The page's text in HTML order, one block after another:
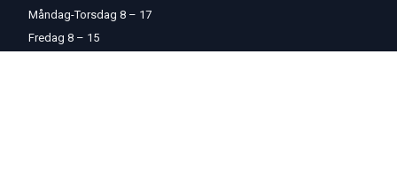
Måndag-Torsdag 8 – 17
Fredag 8 – 15